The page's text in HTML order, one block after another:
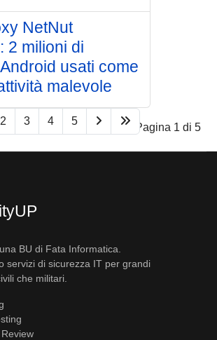
NetNut
2 milioni di
usati come
malevole
Pagina 1 di 5
2 3 4 5
BU di Fata Informatica.
servizi di sicurezza IT per grandi
che militari.